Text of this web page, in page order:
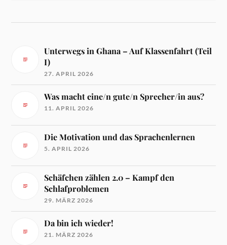
Unterwegs in Ghana – Auf Klassenfahrt (Teil
I)
27. APRIL 2026
Was macht eine/n gute/n Sprecher/in aus?
11. APRIL 2026
Die Motivation und das Sprachenlernen
5. APRIL 2026
Schäfchen zählen 2.0 – Kampf den
Schlafproblemen
29. MÄRZ 2026
Da bin ich wieder!
21. MÄRZ 2026